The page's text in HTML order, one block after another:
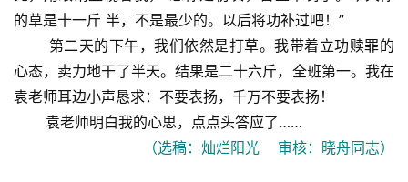
的草是十一斤 半，不是最少的。以后将功补过吧！”
第二天的下午，我们依然是打草。我带着立功赎罪的
心态，卖力地干了半天。结果是二十六斤，全班第一。我在
袁老师耳边小声恳求：不要表扬，千万不要表扬！
袁老师明白我的心思，点点头答应了……
（选稿：灿烂阳光 审核：晓舟同志）